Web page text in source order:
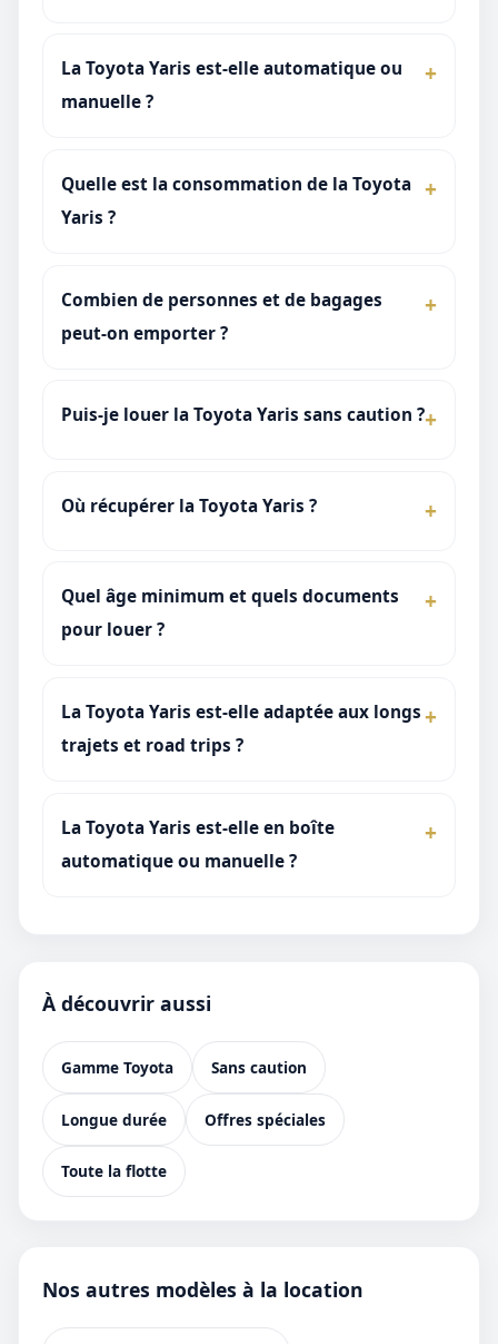
La Toyota Yaris est-elle automatique ou
manuelle ?
Quelle est la consommation de la Toyota
Yaris ?
Combien de personnes et de bagages
peut-on emporter ?
Puis-je louer la Toyota Yaris sans caution ?
Où récupérer la Toyota Yaris ?
Quel âge minimum et quels documents
pour louer ?
La Toyota Yaris est-elle adaptée aux longs
trajets et road trips ?
La Toyota Yaris est-elle en boîte
automatique ou manuelle ?
À découvrir aussi
Gamme Toyota Sans caution
Longue durée Offres spéciales
Toute la flotte
Nos autres modèles à la location